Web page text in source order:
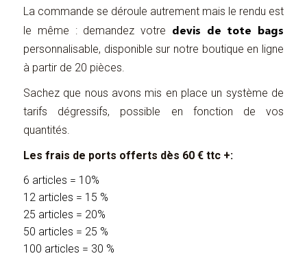
La commande se déroule autrement mais le rendu est
le même : demandez votre devis de tote bags
personnalisable, disponible sur notre boutique en ligne
à partir de 20 pièces.
Sachez que nous avons mis en place un système de
tarifs dégressifs, possible en fonction de vos
quantités.
Les frais de ports offerts dès 60 € ttc +:
6 articles = 10%
12 articles = 15 %
25 articles = 20%
50 articles = 25 %
100 articles = 30 %